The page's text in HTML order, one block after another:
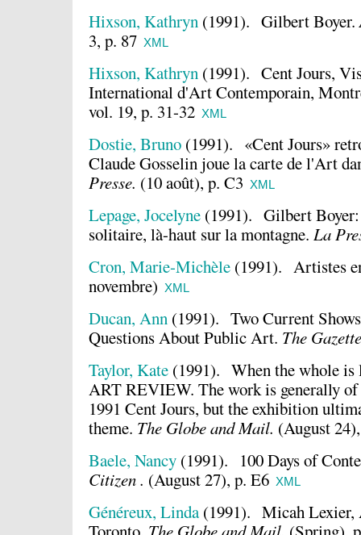
Hixson, Kathryn (1991). Gilbert Boyer.
3, p. 87 XML
Hixson, Kathryn (1991). Cent Jours,
International d'Art Contemporain,
vol. 19, p. 31-32 XML
Dostie, Bruno (1991). «Cent Jours»
Claude Gosselin joue la carte de l'Art
Presse. (10 août), p. C3 XML
Lepage, Jocelyne (1991). Gilbert
solitaire, là-haut sur la montagne. La
Cron, Marie-Michèle (1991). Artistes
novembre) XML
Ducan, Ann (1991). Two Current
Questions About Public Art. The
Taylor, Kate (1991). When the whole is
ART REVIEW. The work is generally
1991 Cent Jours, but the exhibition
theme. The Globe and Mail. (August
Baele, Nancy (1991). 100 Days of
Citizen . (August 27), p. E6 XML
Généreux, Linda(1991). Micah Lexier,